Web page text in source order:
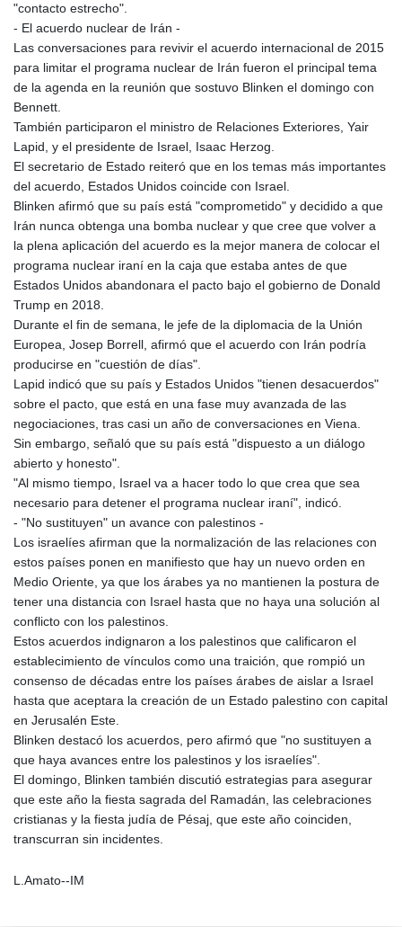
"contacto estrecho".
- El acuerdo nuclear de Irán -
Las conversaciones para revivir el acuerdo internacional de 2015
para limitar el programa nuclear de Irán fueron el principal tema
de la agenda en la reunión que sostuvo Blinken el domingo con
Bennett.
También participaron el ministro de Relaciones Exteriores, Yair
Lapid, y el presidente de Israel, Isaac Herzog.
El secretario de Estado reiteró que en los temas más importantes
del acuerdo, Estados Unidos coincide con Israel.
Blinken afirmó que su país está "comprometido" y decidido a que
Irán nunca obtenga una bomba nuclear y que cree que volver a
la plena aplicación del acuerdo es la mejor manera de colocar el
programa nuclear iraní en la caja que estaba antes de que
Estados Unidos abandonara el pacto bajo el gobierno de Donald
Trump en 2018.
Durante el fin de semana, le jefe de la diplomacia de la Unión
Europea, Josep Borrell, afirmó que el acuerdo con Irán podría
producirse en "cuestión de días".
Lapid indicó que su país y Estados Unidos "tienen desacuerdos"
sobre el pacto, que está en una fase muy avanzada de las
negociaciones, tras casi un año de conversaciones en Viena.
Sin embargo, señaló que su país está "dispuesto a un diálogo
abierto y honesto".
"Al mismo tiempo, Israel va a hacer todo lo que crea que sea
necesario para detener el programa nuclear iraní", indicó.
- "No sustituyen" un avance con palestinos -
Los israelíes afirman que la normalización de las relaciones con
estos países ponen en manifiesto que hay un nuevo orden en
Medio Oriente, ya que los árabes ya no mantienen la postura de
tener una distancia con Israel hasta que no haya una solución al
conflicto con los palestinos.
Estos acuerdos indignaron a los palestinos que calificaron el
establecimiento de vínculos como una traición, que rompió un
consenso de décadas entre los países árabes de aislar a Israel
hasta que aceptara la creación de un Estado palestino con capital
en Jerusalén Este.
Blinken destacó los acuerdos, pero afirmó que "no sustituyen a
que haya avances entre los palestinos y los israelíes".
El domingo, Blinken también discutió estrategias para asegurar
que este año la fiesta sagrada del Ramadán, las celebraciones
cristianas y la fiesta judía de Pésaj, que este año coinciden,
transcurran sin incidentes.
L.Amato--IM